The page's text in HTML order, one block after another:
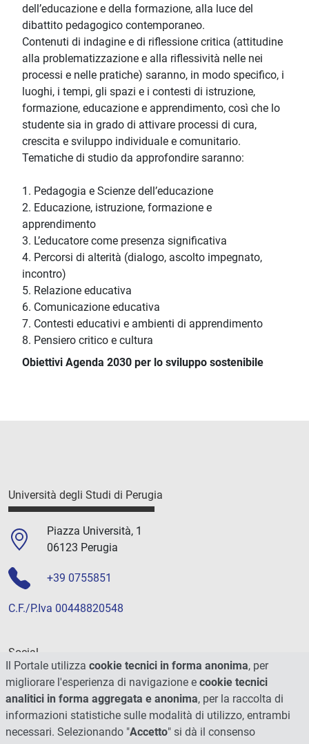
dell’educazione e della formazione, alla luce del
dibattito pedagogico contemporaneo.
Contenuti di indagine e di riflessione critica (attitudine
alla problematizzazione e alla riflessività nelle nei
processi e nelle pratiche) saranno, in modo specifico, i
luoghi, i tempi, gli spazi e i contesti di istruzione,
formazione, educazione e apprendimento, così che lo
studente sia in grado di attivare processi di cura,
crescita e sviluppo individuale e comunitario.
Tematiche di studio da approfondire saranno:
1. Pedagogia e Scienze dell’educazione
2. Educazione, istruzione, formazione e
apprendimento
3. L’educatore come presenza significativa
4. Percorsi di alterità (dialogo, ascolto impegnato,
incontro)
5. Relazione educativa
6. Comunicazione educativa
7. Contesti educativi e ambienti di apprendimento
8. Pensiero critico e cultura
Obiettivi Agenda 2030 per lo sviluppo sostenibile
Università degli Studi di Perugia
Piazza Università, 1
06123 Perugia
+39 0755851
C.F./P.Iva 00448820548
Social
Il Portale utilizza cookie tecnici in forma anonima, per
migliorare l'esperienza di navigazione e cookie tecnici
analitici in forma aggregata e anonima, per la raccolta di
informazioni statistiche sulle modalità di utilizzo, entrambi
necessari. Selezionando "Accetto" si dà il consenso